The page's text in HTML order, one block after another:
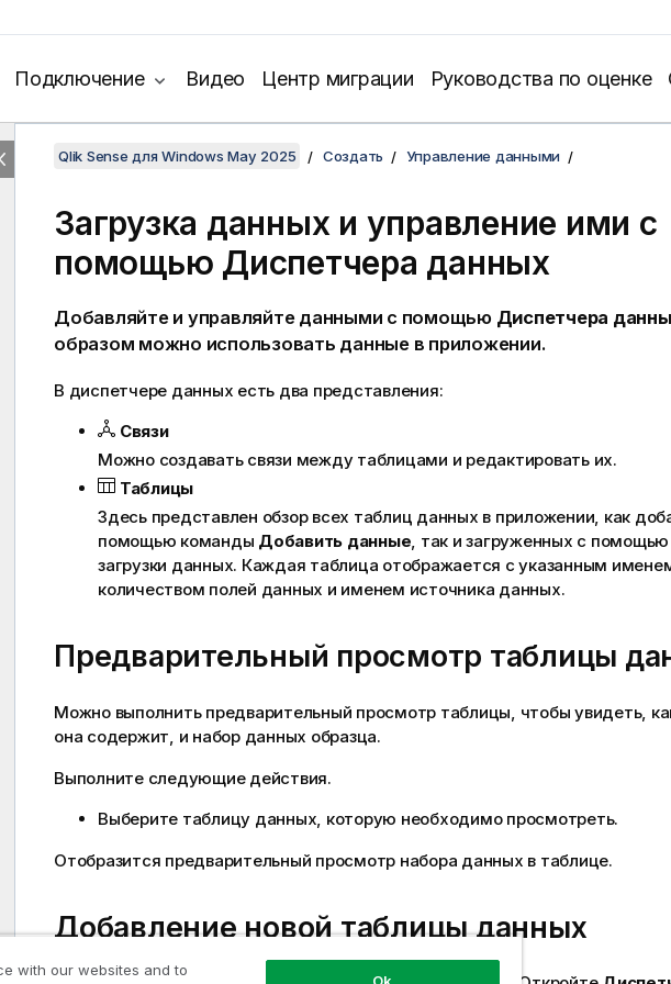
Подключение Видео Центр миграции Руководства по оценке
Qlik Sense для Windows May 2025 Создать Управление данными
Загрузка данных и управление ими с
помощью Диспетчера данных
Добавляйте и управляйте данными с помощью Диспетчера
образом можно использовать данные в приложении.
В диспетчере данных есть два представления:
Связи
Можно создавать связи между таблицами и редактировать их.
Таблицы
Здесь представлен обзор всех таблиц данных в приложении, как
помощью команды Добавить данные, так и загруженных с помощью
загрузки данных. Каждая таблица отображается с указанным
количеством полей данных и именем источника данных.
Предварительный просмотр таблицы
Можно выполнить предварительный просмотр таблицы, чтобы увидеть,
она содержит, и набор данных образца.
Выполните следующие действия.
Выберите таблицу данных, которую необходимо просмотреть.
Отобразится предварительный просмотр набора данных в таблице.
Добавление новой таблицы данных
with our websites and to